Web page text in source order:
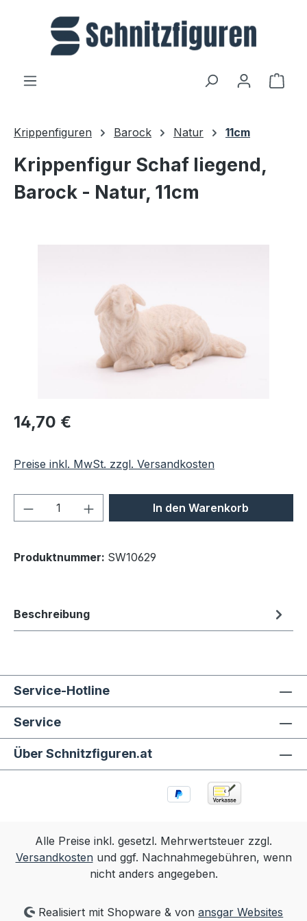
Zum Hauptinhalt springen
Krippenfiguren Barock Natur 11cm
Krippenfigur Schaf liegend,
Barock - Natur, 11cm
Regulärer Preis:
14,70 €
Preise inkl. MwSt. zzgl. Versandkosten
Produkt Anzahl: Gib denIn den Warenkorb
Produktnummer: SW10629
Beschreibung
Service-Hotline
Service
Über Schnitzfiguren.at
Alle Preise inkl. gesetzl. Mehrwertsteuer zzgl.
Versandkostenund ggf. Nachnahmegebühren, wenn
nicht anders angegeben.
Realisiert mit Shopware & vonansgar Websites